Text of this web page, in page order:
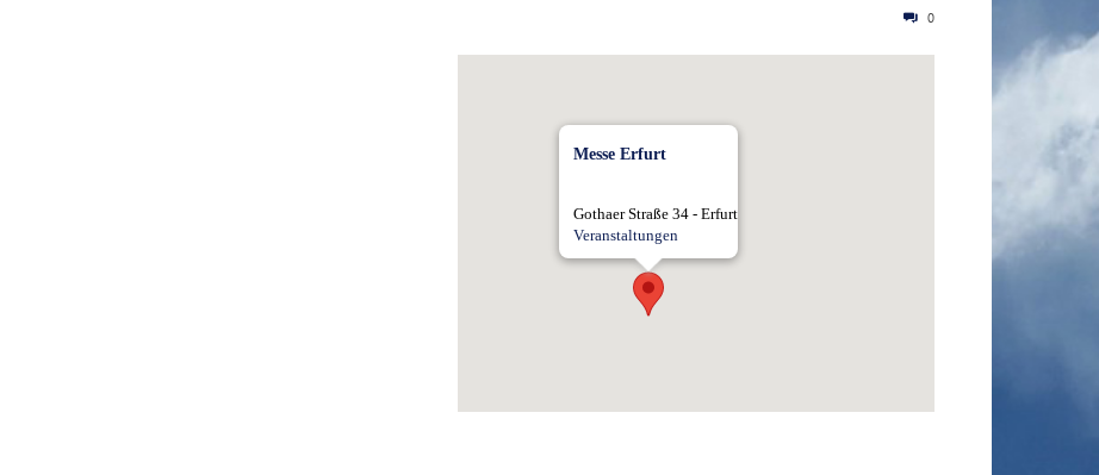
0
Messe Erfurt
Gothaer Straße 34 - Erfurt
Veranstaltungen